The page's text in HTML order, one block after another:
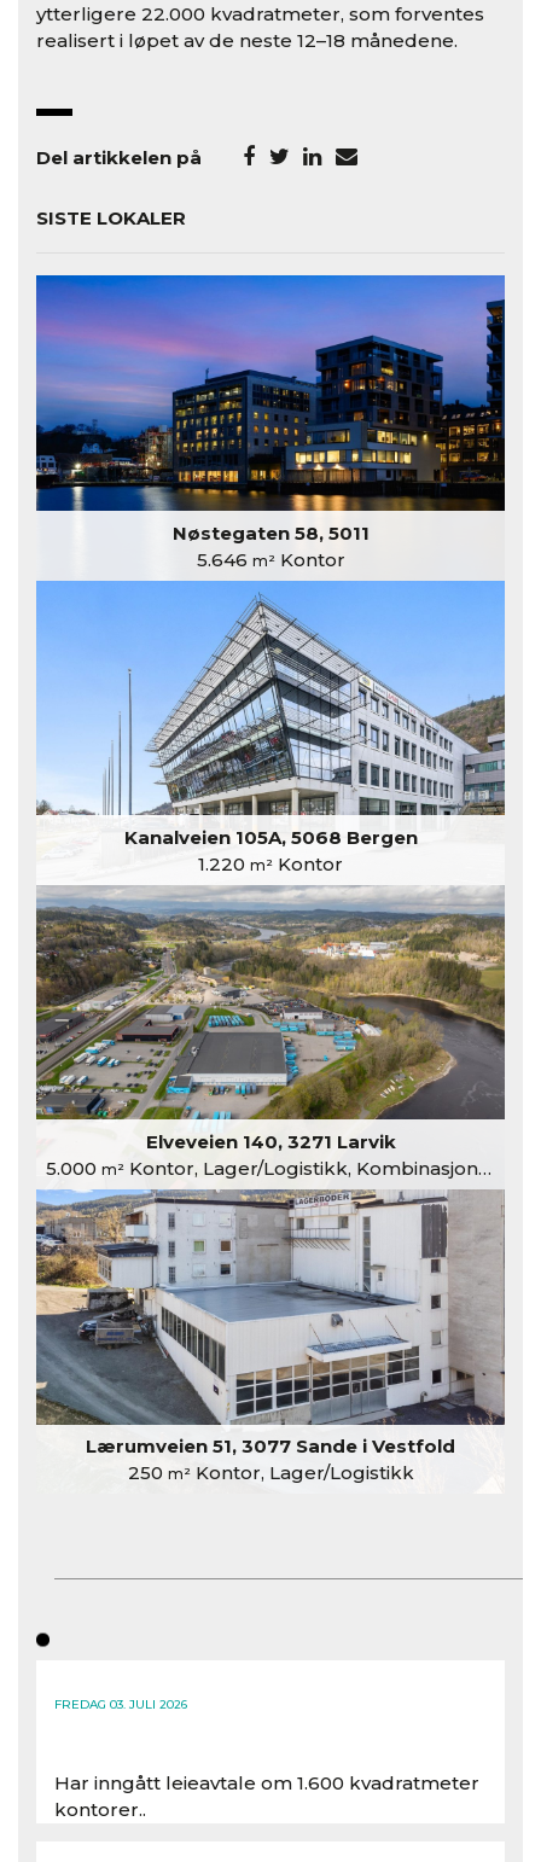
ytterligere 22.000 kvadratmeter, som forventes
realisert i løpet av de neste 12–18 månedene.
Del artikkelen på
SISTE LOKALER
Nøstegaten 58, 5011
5.646 m²Kontor
Kanalveien 105A, 5068 Bergen
1.220 m² Kontor
Elveveien 140, 3271 Larvik
5.000 m²Kontor, Lager/Logistikk, Kombinasjonslokaler
Lærumveien 51, 3077 Sande i Vestfold
250 m²Kontor, Lager/Logistikk
FREDAG 03. JULI 2026
Har inngått leieavtale om 1.600 kvadratmeter
kontorer..